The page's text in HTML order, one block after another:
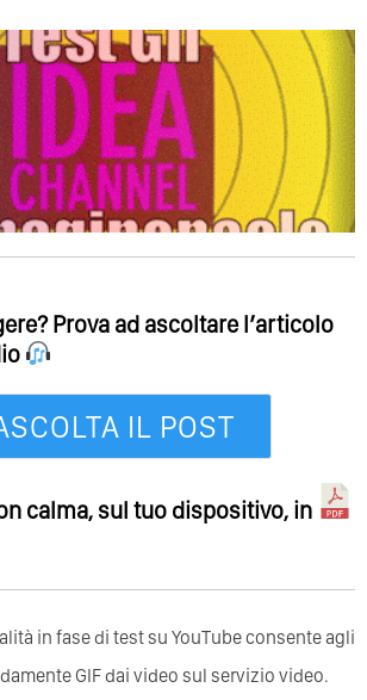
Prova ad ascoltare l’articolo
IL POST
calma, sul tuo dispositivo, in
in fase di test su YouTube consente agli
GIF dai video sul servizio video.